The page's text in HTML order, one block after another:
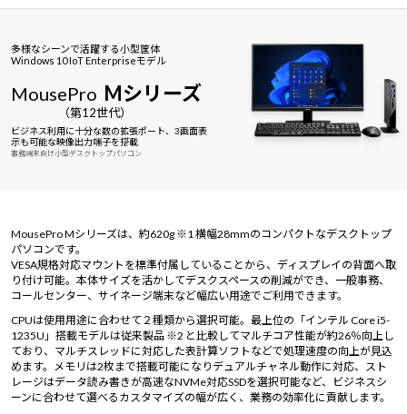
ディスプレイ
Windows 11|Copilot+ PC
Windows 11 Copilot+ PC
AIおすすめパソコン
|Copilot+ PC
Windows 11|Copilot+ PC
多様なシーンで活躍する小型筐体
Windows 10 IoT Enterpriseモデル
MousePro Mシリーズ
（第12世代）
ビジネス利用に十分な数の拡張ポート、3画面表
示も可能な映像出力端子を搭載
事務端末向け小型デスクトップパソコン
MousePro Mシリーズは、約620g ※1 横幅28mmのコンパクトなデスクトップ
パソコンです。
VESA規格対応マウントを標準付属していることから、ディスプレイの背面へ取
り付け可能。本体サイズを活かしてデスクスペースの削減ができ、一般事務、
コールセンター、サイネージ端末など幅広い用途でご利用できます。
CPUは使用用途に合わせて２種類から選択可能。最上位の「インテル Core i5-
1235U」搭載モデルは従来製品 ※2 と比較してマルチコア性能が約26％向上し
ており、マルチスレッドに対応した表計算ソフトなどで処理速度の向上が見込
めます。メモリは2枚まで搭載可能になりデュアルチャネル動作に対応、スト
レージはデータ読み書きが高速なNVMe対応SSDを選択可能など、ビジネスシ
ーンに合わせて選べるカスタマイズの幅が広く、業務の効率化に貢献します。